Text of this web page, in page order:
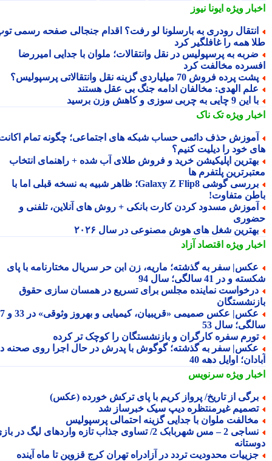
ویژهایونا نیوز
رودری به بارسلونا لو رفت؟ اقدام جنجالی صفحه رسمی توپ
همه را غافلگیر کرد
به پرسپولیس در نقل وانتقالات؛ ملوان با جدایی امیررضا
مخالفت کرد
پرده فروش 70 میلیاردی گزینه نقل وانتقالاتی پرسپولیس؟
الهدی: مخالفان ادامه جنگ بی عقل هستند
9 چایی به چربی سوزی و کاهش وزن برسید
ویژهتک ناک
حذف دائمی حساب شبکه های اجتماعی؛ چگونه تمام اکانت
خود را دیلیت کنیم؟
اپلیکیشن خرید و فروش طلای آب شده + راهنمای انتخاب
پلتفرم ها
بررسی گوشی Galaxy Z Flip8؛ ظاهر شبیه به نسخه قبلی اما با
متفاوت!
مسدود کردن کارت بانکی + روش های آنلاین، تلفنی و
شغل های هوش مصنوعی در سال ۲۰۲۶
ویژهاقتصاد آزاد
سفر به گذشته؛ ماریه، زن ابن حر سریال مختارنامه با پای
و در 41 سالگی؛ سال 94
نماینده مجلس برای تسریع در همسان سازی حقوق
عکس| عکس صمیمی «قریبیان، کیمیایی و بهروز وثوقی» در 33 و 37
سال 53
سفره کارگران و بازنشستگان را کوچک تر کرده
سفر به گذشته؛ گوگوش با پدرش در حال اجرا روی صحنه در
اوایل دهه 40
ویژهسرنویس
از تاریخ/ پرواز کریم با پای ترکش خورده (عکس)
غیرمنتظره دیپ سیک خبرساز شد
ملوان با جدایی گزینه احتمالی پرسپولیس
نساجی 2 – مس شهربابک 2/ تساوی جذاب تازه واردهای لیگ در بازی
محدودیت تردد در آزادراه تهران کرج قزوین تا ماه آینده